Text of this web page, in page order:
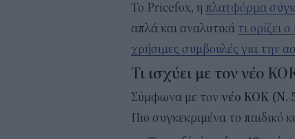
Το Pricefox, η πλατφόρμα
απλά και αναλυτικά τι ορίζει
χρήσιμες συμβουλές για την
Τι ισχύει με τον νέο
Σύμφωνα με τον νέο ΚΟΚ (Ν.
Πιο συγκεκριμένα το παιδικό